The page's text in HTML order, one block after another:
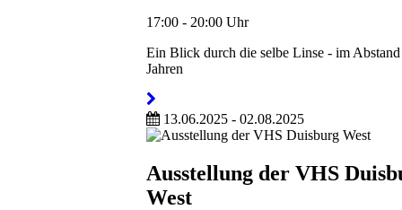
17:00 - 20:00 Uhr
Ein Blick durch die selbe Linse - im
Jahren
13.06.2025 - 02.08.2025
Ausstellung der VHS
West